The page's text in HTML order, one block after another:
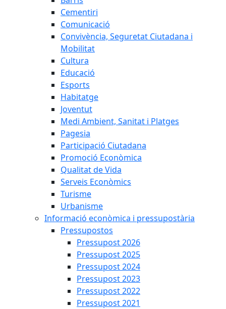
Cementiri
Comunicació
Convivència, Seguretat Ciutadana i
Mobilitat
Cultura
Educació
Esports
Habitatge
Joventut
Medi Ambient, Sanitat i Platges
Pagesia
Participació Ciutadana
Promoció Econòmica
Qualitat de Vida
Serveis Econòmics
Turisme
Urbanisme
Informació econòmica i pressupostària
Pressupostos
Pressupost 2026
Pressupost 2025
Pressupost 2024
Pressupost 2023
Pressupost 2022
Pressupost 2021